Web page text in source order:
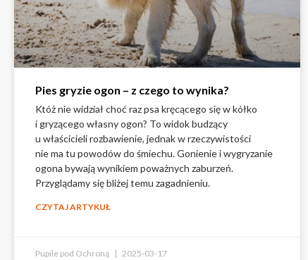
Pies gryzie ogon – z czego to wynika?
Któż nie widział choć raz psa kręcącego się w kółko
i gryzącego własny ogon? To widok budzący
u właścicieli rozbawienie, jednak w rzeczywistości
nie ma tu powodów do śmiechu. Gonienie i wygryzanie
ogona bywają wynikiem poważnych zaburzeń.
Przyglądamy się bliżej temu zagadnieniu.
CZYTAJ ARTYKUŁ
Pupile pod Ochroną 2025-03-17